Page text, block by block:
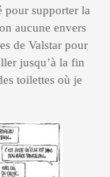
pour supporter la
aucune envers
de Valstar pour
jusqu’à la fin
toilettes où je